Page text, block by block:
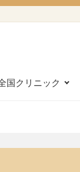
国クリニック